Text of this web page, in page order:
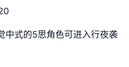
中式的5思角色可进入行夜袭